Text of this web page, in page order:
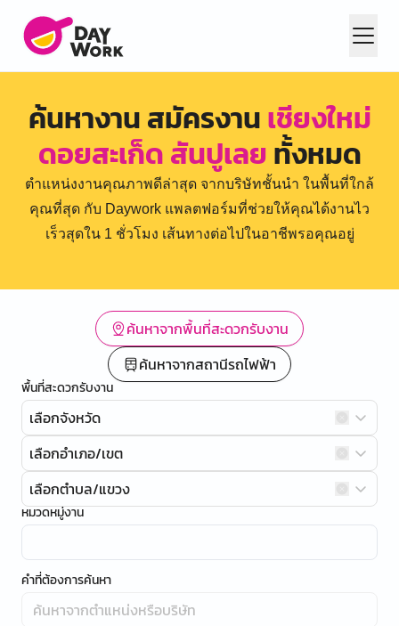
ค้นหางาน สมัครงานเชียงใหม่
ดอยสะเก็ด สันปูเลยทั้งหมด
ตำแหน่งงานคุณภาพดีล่าสุด จากบริษัทชั้นนำ ในพื้นที่ใกล้
คุณที่สุด กับ Daywork แพลตฟอร์มที่ช่วยให้คุณได้งานไว
เร็วสุดใน 1 ชั่วโมง เส้นทางต่อไปในอาชีพรอคุณอยู่
ค้นหาจากพื้นที่สะดวกรับงาน
ค้นหาจากสถานีรถไฟฟ้า
พื้นที่สะดวกรับงาน
เลือกจังหวัด
เลือกอำเภอ/เขต
เลือกตำบล/แขวง
หมวดหมู่งาน
คำที่ต้องการค้นหา